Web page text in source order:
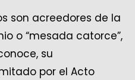
son acreedores de la
o “mesada catorce”,
su
por el Acto